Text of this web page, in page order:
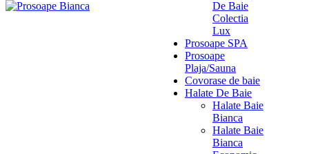
De Baie
Colectia
Lux
Prosoape SPA
Prosoape
Plaja/Sauna
Covorase de baie
Halate De Baie
Halate Baie
Bianca
Halate Baie
Bianca